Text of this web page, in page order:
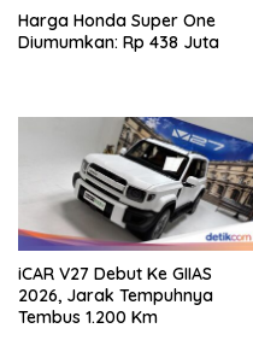
Harga Honda Super One
Diumumkan: Rp 438 Juta
iCAR V27 Debut Ke GIIAS
2026, Jarak Tempuhnya
Tembus 1.200 Km